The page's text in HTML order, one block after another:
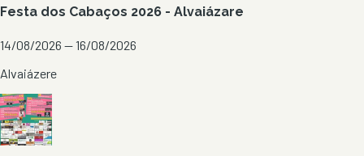
Festa dos Cabaços 2026 - Alvaiázare
14/08/2026 — 16/08/2026
Alvaiázere